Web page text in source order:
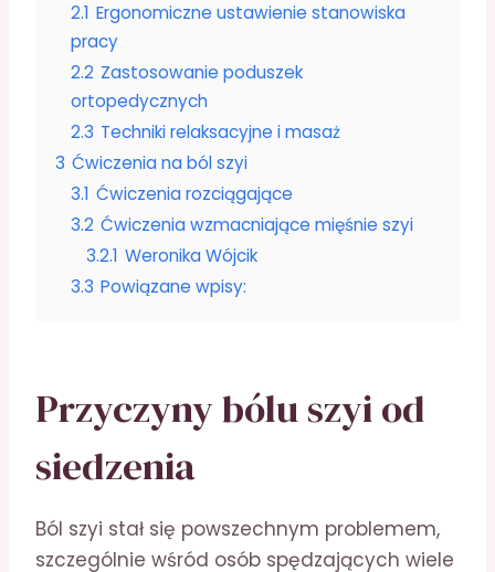
2.1 Ergonomiczne ustawienie stanowiska
pracy
2.2 Zastosowanie poduszek
ortopedycznych
2.3 Techniki relaksacyjne i masaż
3 Ćwiczenia na ból szyi
3.1 Ćwiczenia rozciągające
3.2 Ćwiczenia wzmacniające mięśnie szyi
3.2.1 Weronika Wójcik
3.3 Powiązane wpisy:
Przyczyny bólu szyi od
siedzenia
Ból szyi stał się powszechnym problemem,
szczególnie wśród osób spędzających wiele